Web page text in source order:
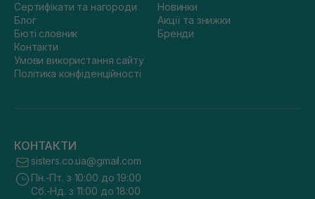
Сертифікати та нагороди
Блог
Бюті словник
Контакти
Умови використання сайту
Політика конфіденційності
Новинки
Акції та знижки
Бренди
КОНТАКТИ
sisters.co.ua@gmail.com
Пн.-Пт. з 10:00 до 19:00
Сб.-Нд. з 11:00 до 18:00